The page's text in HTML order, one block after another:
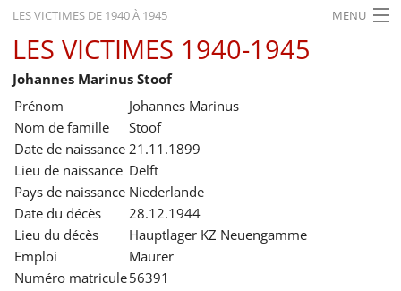
LES VICTIMES DE 1940 À 1945 MENU
ACCUEIL
ACTUALITÉS
EXPOSITIONS
HISTORIQUE
FORMATION
RECHERCHE
SERVICE
LES VICTIMES 1940-1945
Johannes Marinus Stoof
Prénom
Johannes Marinus
Nom de famille
Stoof
Date de naissance 21.11.1899
Lieu de naissance Delft
Pays de naissance Niederlande
Date du décès
28.12.1944
Lieu du décès
Hauptlager KZ Neuengamme
Emploi
Maurer
Numéro matricule56391